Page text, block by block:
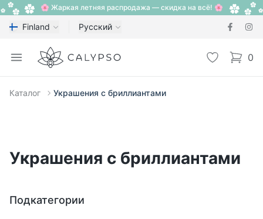
🌸 Жаркая летняя распродажа — скидка на всё! 🌸
Finland Русский
Open menu
Calypso Избранное
0
items
Каталог Украшения с бриллиантами
Украшения с бриллиантами
Подкатегории